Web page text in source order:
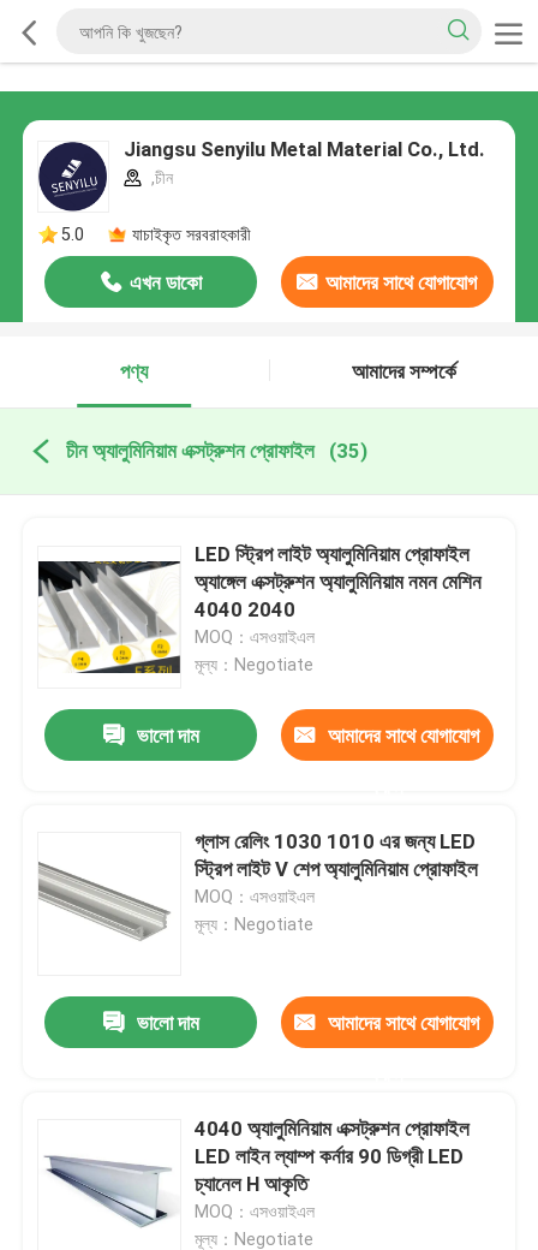
Jiangsu Senyilu Metal Material Co., Ltd.
,চীন
5.0 যাচাইকৃত সরবরাহকারী
এখন ডাকো আমাদের সাথে যোগাযোগ
পণ্য
আমাদের সম্পর্কে
চীন অ্যালুমিনিয়াম এক্সট্রুশন প্রোফাইল (35)
LED স্ট্রিপ লাইট অ্যালুমিনিয়াম প্রোফাইল
অ্যাঙ্গেল এক্সট্রুশন অ্যালুমিনিয়াম নমন মেশিন
4040 2040
MOQ：এসওয়াইএল
মূল্য：Negotiate
ভালো দাম আমাদের সাথে যোগাযোগ
গ্লাস রেলিং 1030 1010 এর জন্য LED
স্ট্রিপ লাইট V শেপ অ্যালুমিনিয়াম প্রোফাইল
MOQ：এসওয়াইএল
মূল্য：Negotiate
ভালো দাম আমাদের সাথে যোগাযোগ
4040 অ্যালুমিনিয়াম এক্সট্রুশন প্রোফাইল
LED লাইন ল্যাম্প কর্নার 90 ডিগ্রী LED
চ্যানেল H আকৃতি
MOQ：এসওয়াইএল
মূল্য：Negotiate